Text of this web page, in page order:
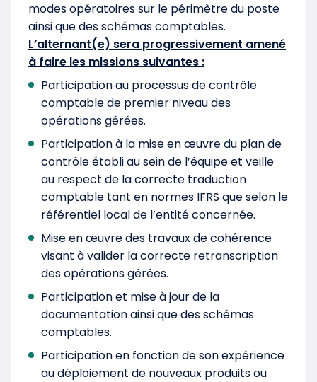
modes opératoires sur le périmètre du poste
ainsi que des schémas comptables.
L’alternant(e) sera progressivement amené
à faire les missions suivantes :
Participation au processus de contrôle
comptable de premier niveau des
opérations gérées.
Participation à la mise en œuvre du plan de
contrôle établi au sein de l’équipe et veille
au respect de la correcte traduction
comptable tant en normes IFRS que selon le
référentiel local de l’entité concernée.
Mise en œuvre des travaux de cohérence
visant à valider la correcte retranscription
des opérations gérées.
Participation et mise à jour de la
documentation ainsi que des schémas
comptables.
Participation en fonction de son expérience
au déploiement de nouveaux produits ou